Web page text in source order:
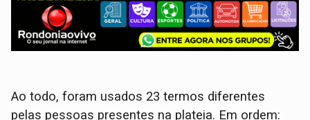
Ao todo, foram usados 23 termos diferentes
pelas pessoas presentes na plateia. Em ordem: